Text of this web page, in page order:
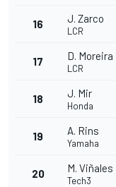
16 J. Zarco
LCR
17 D. Moreira
LCR
18 J. Mir
Honda
19 A. Rins
Yamaha
20 M. Viñales
Tech3